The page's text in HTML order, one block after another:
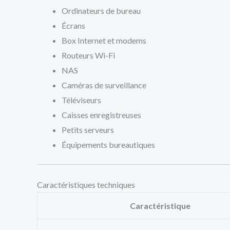
Ordinateurs de bureau
Écrans
Box Internet et modems
Routeurs Wi-Fi
NAS
Caméras de surveillance
Téléviseurs
Caisses enregistreuses
Petits serveurs
Équipements bureautiques
Caractéristiques techniques
Caractéristique